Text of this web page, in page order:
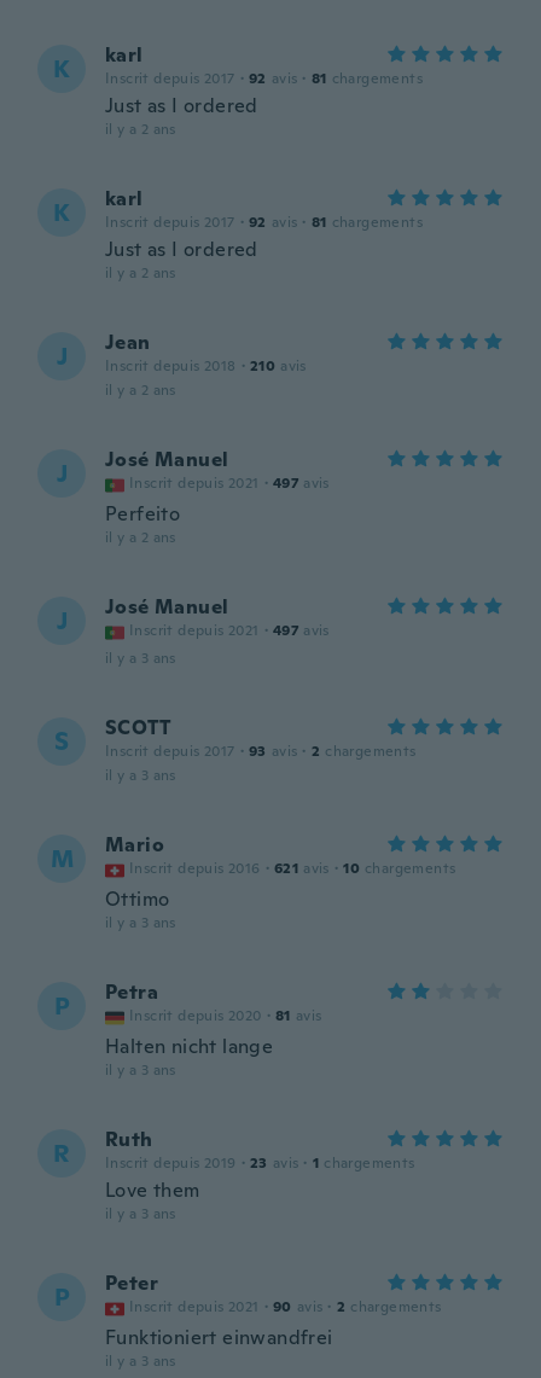
K karl
Inscrit depuis 2017 · 92 avis · 81 chargements
Just as I ordered
il y a 2 ans
K karl
Inscrit depuis 2017 · 92 avis · 81 chargements
Just as I ordered
il y a 2 ans
J Jean
Inscrit depuis 2018 · 210 avis
il y a 2 ans
J José Manuel
Inscrit depuis 2021 · 497 avis
Perfeito
il y a 2 ans
J José Manuel
Inscrit depuis 2021 · 497 avis
il y a 3 ans
S SCOTT
Inscrit depuis 2017 · 93 avis · 2 chargements
il y a 3 ans
M Mario
Inscrit depuis 2016 · 621 avis · 10 chargements
Ottimo
il y a 3 ans
P Petra
Inscrit depuis 2020 · 81 avis
Halten nicht lange
il y a 3 ans
R Ruth
Inscrit depuis 2019 · 23 avis · 1 chargements
Love them
il y a 3 ans
P Peter
Inscrit depuis 2021 · 90 avis · 2 chargements
Funktioniert einwandfrei
il y a 3 ans